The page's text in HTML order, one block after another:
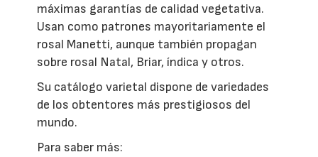
máximas garantías de calidad vegetativa.
Usan como patrones mayoritariamente el
rosal Manetti, aunque también propagan
sobre rosal Natal, Briar, índica y otros.
Su catálogo varietal dispone de variedades
de los obtentores más prestigiosos del
mundo.
Para saber más: